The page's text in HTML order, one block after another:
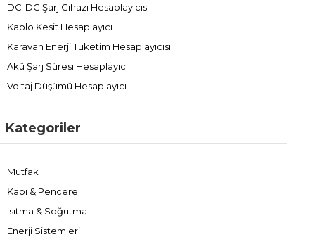
DC-DC Şarj Cihazı Hesaplayıcısı
Kablo Kesit Hesaplayıcı
Karavan Enerji Tüketim Hesaplayıcısı
Akü Şarj Süresi Hesaplayıcı
Voltaj Düşümü Hesaplayıcı
Kategoriler
Mutfak
Kapı & Pencere
Isıtma & Soğutma
Enerji Sistemleri